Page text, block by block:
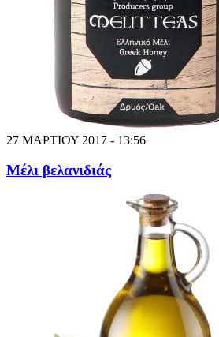
27 ΜΑΡΤΙΟΥ 2017 - 13:56
Μέλι βελανιδιάς